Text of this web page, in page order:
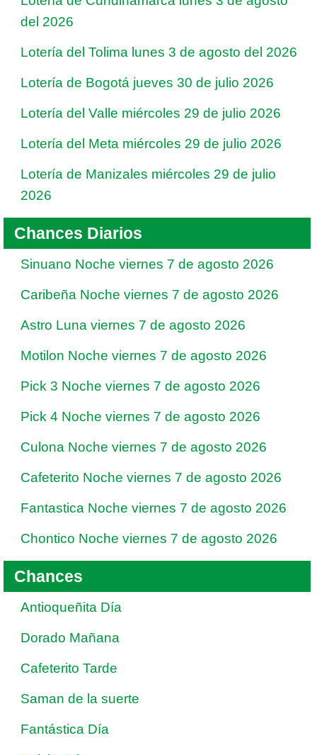
del 2026
Lotería del Tolima lunes 3 de agosto del 2026
Lotería de Bogotá jueves 30 de julio 2026
Lotería del Valle miércoles 29 de julio 2026
Lotería del Meta miércoles 29 de julio 2026
Lotería de Manizales miércoles 29 de julio
2026
Chances Diarios
Sinuano Noche viernes 7 de agosto 2026
Caribeña Noche viernes 7 de agosto 2026
Astro Luna viernes 7 de agosto 2026
Motilon Noche viernes 7 de agosto 2026
Pick 3 Noche viernes 7 de agosto 2026
Pick 4 Noche viernes 7 de agosto 2026
Culona Noche viernes 7 de agosto 2026
Cafeterito Noche viernes 7 de agosto 2026
Fantastica Noche viernes 7 de agosto 2026
Chontico Noche viernes 7 de agosto 2026
Chances
Antioqueñita Día
Dorado Mañana
Cafeterito Tarde
Saman de la suerte
Fantástica Día